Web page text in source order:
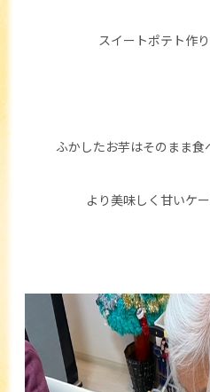
スイートポテト作
ふかしたお芋はそのまま食
より美味しく甘いケ